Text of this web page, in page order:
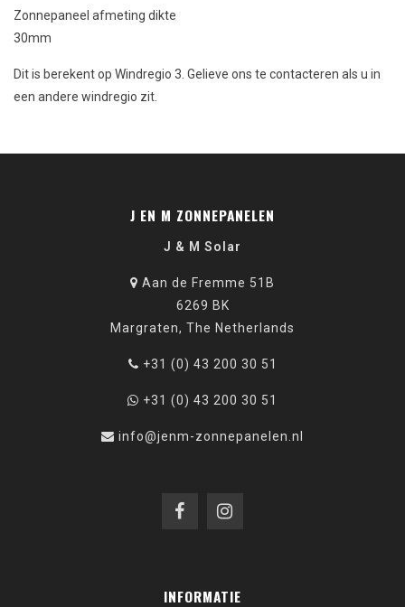
Zonnepaneel afmeting dikte
30mm
Dit is berekent op Windregio 3. Gelieve ons te contacteren als u in
een andere windregio zit.
J EN M ZONNEPANELEN
J & M Solar
Aan de Fremme 51B
6269 BK
Margraten, The Netherlands
+31 (0) 43 200 30 51
+31 (0) 43 200 30 51
info@jenm-zonnepanelen.nl
INFORMATIE